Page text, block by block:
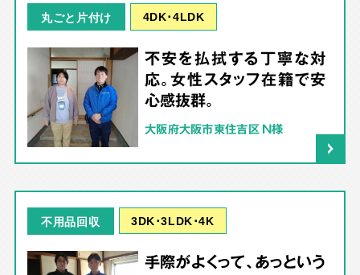
丸ごと片付け 4DK･4LDK
不安を払拭する丁寧な対
応。女性スタッフ在籍で安
心感抜群。
大阪府大阪市東住吉区 N様
不用品回収 3DK･3LDK･4K
手際がよくって、あっという